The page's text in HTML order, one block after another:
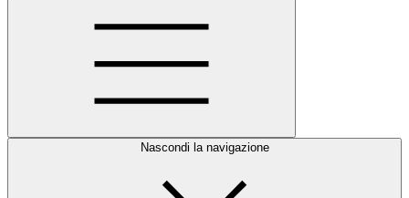
Nascondi la navigazione